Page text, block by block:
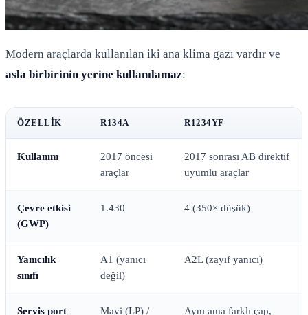
Modern araçlarda kullanılan iki ana klima gazı vardır ve
asla birbirinin yerine kullanılamaz:
ÖZELLIK R134A R1234YF
Kullanım
2017 öncesi
araçlar
2017 sonrası AB direktif
uyumlu araçlar
Çevre etkisi
(GWP)
1.430 4 (350× düşük)
Yanıcılık
sınıfı
A1 (yanıcı
değil)
A2L (zayıf yanıcı)
Servis port
Mavi (LP) /
Aynı ama farklı çap,